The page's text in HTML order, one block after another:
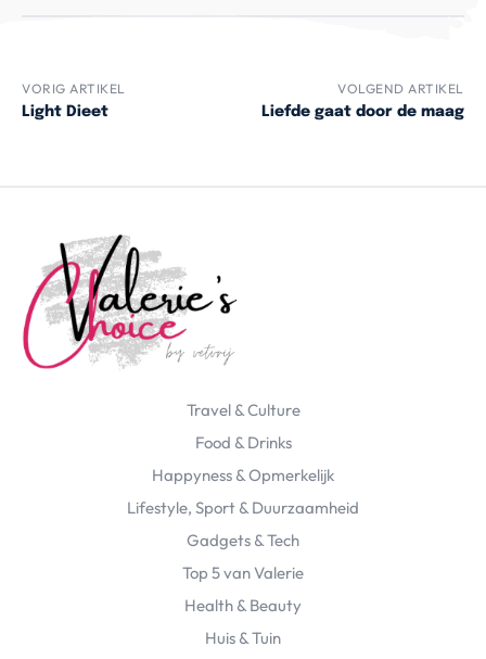
VORIG ARTIKEL
Light Dieet
VOLGEND ARTIKEL
Liefde gaat door de maag
Travel & Culture
Food & Drinks
Happyness & Opmerkelijk
Lifestyle, Sport & Duurzaamheid
Gadgets & Tech
Top 5 van Valerie
Health & Beauty
Huis & Tuin